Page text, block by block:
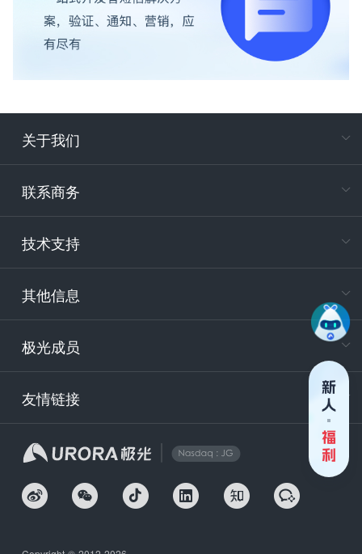
关于我们
联系商务
技术支持
其他信息
极光成员
友情链接
电
400-
技
安
企